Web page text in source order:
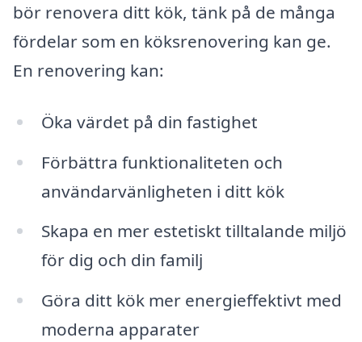
bör renovera ditt kök, tänk på de många
fördelar som en köksrenovering kan ge.
En renovering kan:
Öka värdet på din fastighet
Förbättra funktionaliteten och
användarvänligheten i ditt kök
Skapa en mer estetiskt tilltalande miljö
för dig och din familj
Göra ditt kök mer energieffektivt med
moderna apparater